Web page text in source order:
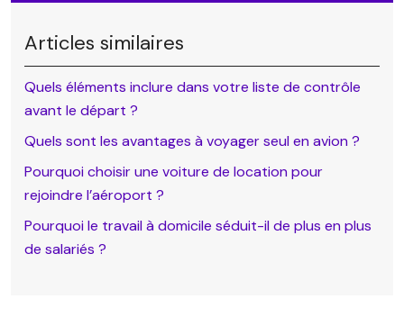
Articles similaires
Quels éléments inclure dans votre liste de contrôle
avant le départ ?
Quels sont les avantages à voyager seul en avion ?
Pourquoi choisir une voiture de location pour
rejoindre l’aéroport ?
Pourquoi le travail à domicile séduit-il de plus en plus
de salariés ?